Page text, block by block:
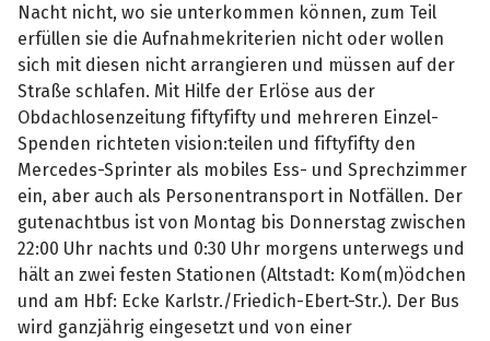
Nacht nicht, wo sie unterkommen können, zum Teil
erfüllen sie die Aufnahmekriterien nicht oder wollen
sich mit diesen nicht arrangieren und müssen auf der
Straße schlafen. Mit Hilfe der Erlöse aus der
Obdachlosenzeitung fiftyfifty und mehreren Einzel-
Spenden richteten vision:teilen und fiftyfifty den
Mercedes-Sprinter als mobiles Ess- und Sprechzimmer
ein, aber auch als Personentransport in Notfällen. Der
gutenachtbus ist von Montag bis Donnerstag zwischen
22:00 Uhr nachts und 0:30 Uhr morgens unterwegs und
hält an zwei festen Stationen (Altstadt: Kom(m)ödchen
und am Hbf: Ecke Karlstr./Friedich-Ebert-Str.). Der Bus
wird ganzjährig eingesetzt und von einer